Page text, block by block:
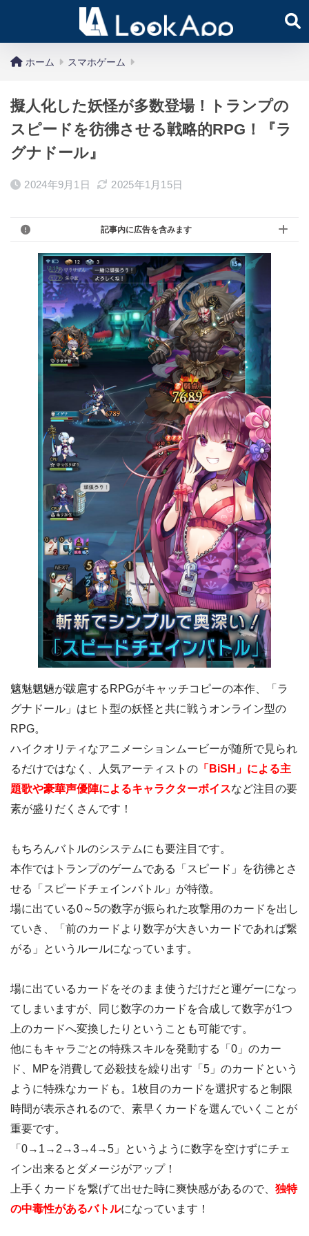
ホーム スマホゲーム
擬人化した妖怪が多数登場！トランプの
スピードを彷彿させる戦略的RPG！『ラ
グナドール』
2024年9月1日 2025年1月15日
記事内に広告を含みます
魑魅魍魎が跋扈するRPGがキャッチコピーの本作、「ラ
グナドール」はヒト型の妖怪と共に戦うオンライン型の
RPG。
ハイクオリティなアニメーションムービーが随所で見られ
るだけではなく、人気アーティストの 「BiSH」による主
題歌や豪華声優陣によるキャラクターボイスなど注目の要
素が盛りだくさんです！
もちろんバトルのシステムにも要注目です。
本作ではトランプのゲームである「スピード」を彷彿とさ
せる「スピードチェインバトル」が特徴。
場に出ている0～5の数字が振られた攻撃用のカードを出し
ていき、「前のカードより数字が大きいカードであれば繋
がる」というルールになっています。
場に出ているカードをそのまま使うだけだと運ゲーになっ
てしまいますが、同じ数字のカードを合成して数字が1つ
上のカードへ変換したりということも可能です。
他にもキャラごとの特殊スキルを発動する「0」のカー
ド、MPを消費して必殺技を繰り出す「5」のカードという
ように特殊なカードも。1枚目のカードを選択すると制限
時間が表示されるので、素早くカードを選んでいくことが
重要です。
「0→1→2→3→4→5」というように数字を空けずにチェ
イン出来るとダメージがアップ！
上手くカードを繋げて出せた時に爽快感があるので、 独特
の中毒性があるバトルになっています！